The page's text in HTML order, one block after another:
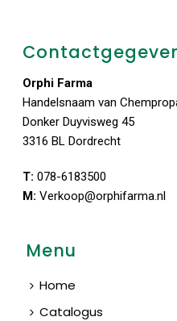
Orphi Farma
Handelsnaam van
Donker Duyvisweg 45
3316 BL Dordrecht
T: 078-6183500
M: Verkoop@orphifarma.nl
Menu
Home
Catalogus